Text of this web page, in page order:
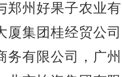
郑州好果子农业
厦集团桂经贸公
务有限公司，广